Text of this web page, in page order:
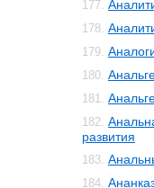
177.
178.
179.
180.
181.
182.
развития
183.
184.